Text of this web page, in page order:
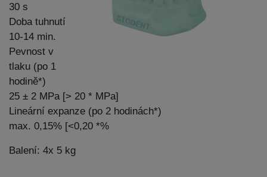
30 s
Doba tuhnutí
10-14 min.
Pevnost v
tlaku (po 1
hodině*)
25 ± 2 MPa [> 20 * MPa]
Lineární expanze (po 2 hodinách*)
max. 0,15% [<0,20 *%
Balení: 4x 5 kg